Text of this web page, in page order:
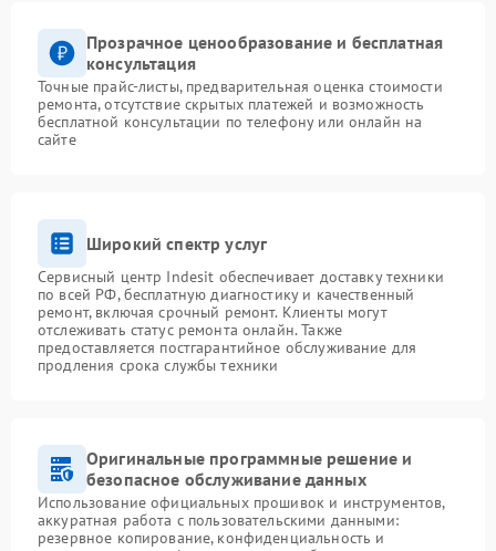
Прозрачное ценообразование и бесплатная
консультация
Точные прайс-листы, предварительная оценка стоимости
ремонта, отсутствие скрытых платежей и возможность
бесплатной консультации по телефону или онлайн на
сайте
Широкий спектр услуг
Сервисный центр Indesit обеспечивает доставку техники
по всей РФ, бесплатную диагностику и качественный
ремонт, включая срочный ремонт. Клиенты могут
отслеживать статус ремонта онлайн. Также
предоставляется постгарантийное обслуживание для
продления срока службы техники
Оригинальные программные решение и
безопасное обслуживание данных
Использование официальных прошивок и инструментов,
аккуратная работа с пользовательскими данными:
резервное копирование, конфиденциальность и